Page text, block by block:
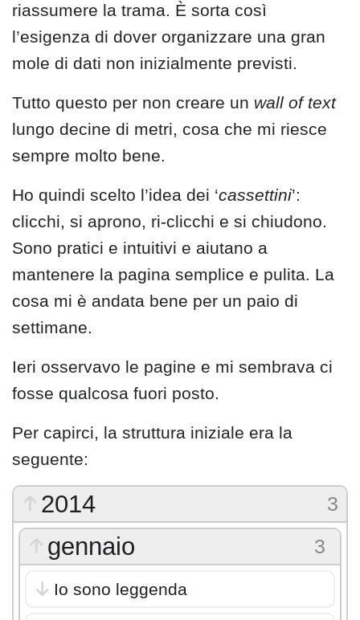
riassumere la trama. È sorta così
l’esigenza di dover organizzare una gran
mole di dati non inizialmente previsti.
Tutto questo per non creare un wall of text
lungo decine di metri, cosa che mi riesce
sempre molto bene.
Ho quindi scelto l’idea dei ‘cassettini’:
clicchi, si aprono, ri-clicchi e si chiudono.
Sono pratici e intuitivi e aiutano a
mantenere la pagina semplice e pulita. La
cosa mi è andata bene per un paio di
settimane.
Ieri osservavo le pagine e mi sembrava ci
fosse qualcosa fuori posto.
Per capirci, la struttura iniziale era la
seguente:
2014 3
gennaio 3
Io sono leggenda